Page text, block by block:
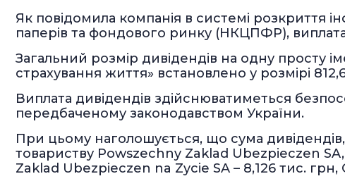
Як повідомила компанія в системі розкриття
паперів та фондового ринку (НКЦПФР),
Загальний розмір дивідендів на одну просту
страхування життя» встановлено у розмірі
Виплата дивідендів здійснюватиметься
передбаченому законодавством України.
При цьому наголошується, що сума
товариству Powszechny Zaklad Ubezpieczen
Zaklad Ubezpieczen na Zycie SA – 8,126 тис.